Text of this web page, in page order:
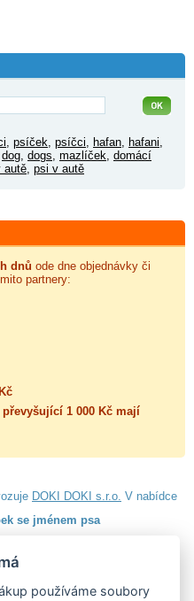
psíček psíčci hafan hafani
dog dogs mazlíček domácí
autě psi v autě
dnů ode dne objednávky či
partnery:
převyšující 1 000 Kč mají
DOKI DOKI s.r.o. V nabídce
se jménem psa
samolepek
Cookies |Reklamační řád
používáme soubory